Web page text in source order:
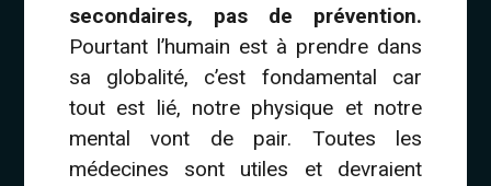
secondaires, pas de prévention.
Pourtant l’humain est à prendre dans
sa globalité, c’est fondamental car
tout est lié, notre physique et notre
mental vont de pair. Toutes les
médecines sont utiles et devraient